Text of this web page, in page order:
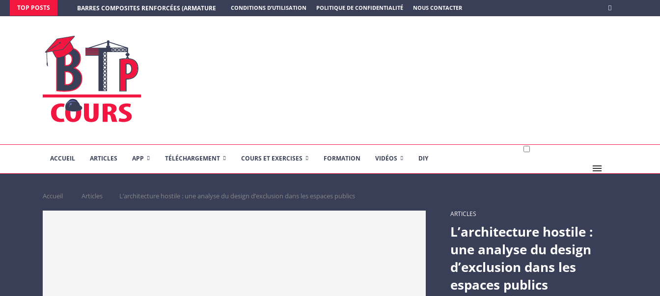
TOP POSTS BARRES COMPOSITES RENFORCÉES (ARMATURE EN PLASTIQUE)CONDITIONS D’UTILISATION POLITIQUE DE CONFIDENTIALITÉ NOUS CONTACTER
ACCUEIL ARTICLES APP TÉLÉCHARGEMENT COURS ET EXERCISES FORMATION VIDÉOS DIY
Accueil Articles L’architecture hostile : une analyse du design d’exclusion dans les espaces publics
ARTICLES
L’architecture hostile :
une analyse du design
d’exclusion dans les
espaces publics